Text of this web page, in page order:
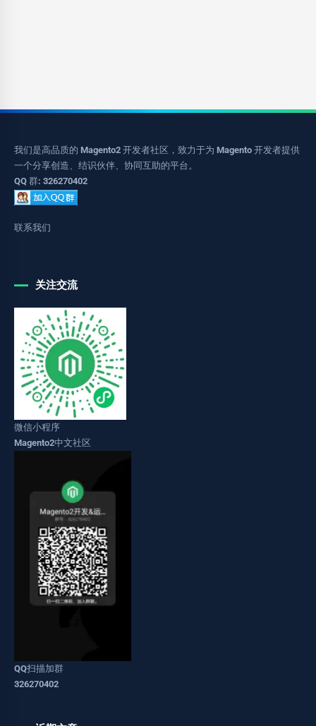
我们是高品质的 Magento2 开发者社区，致力于为 Magento 开发者提供
一个分享创造、结识伙伴、协同互助的平台。
QQ 群: 326270402
联系我们
关注交流
微信小程序
Magento2中文社区
QQ扫描加群
326270402